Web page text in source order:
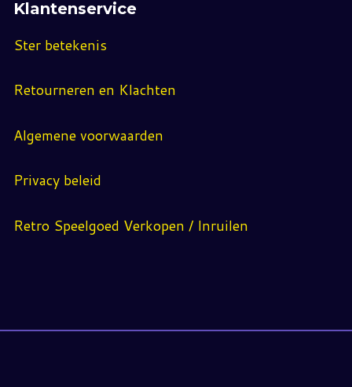
Klantenservice
Ster betekenis
Retourneren en Klachten
Algemene voorwaarden
Privacy beleid
Retro Speelgoed Verkopen / Inruilen